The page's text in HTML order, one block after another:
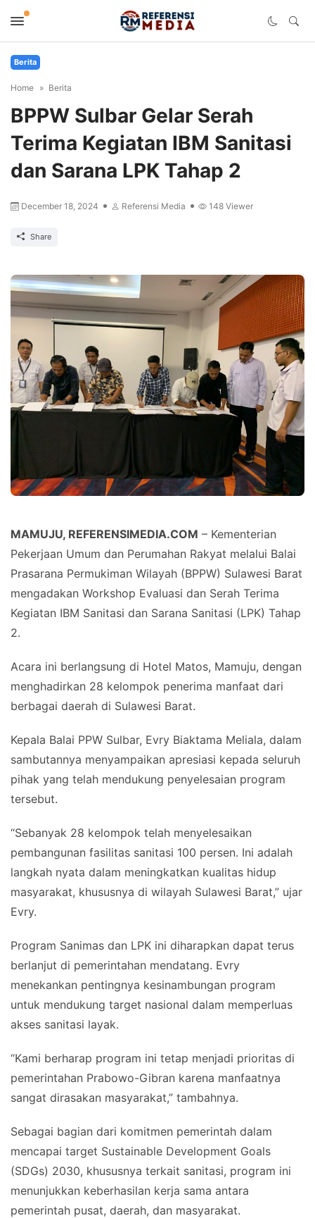
Berita
Home Berita
BPPW Sulbar Gelar Serah
Terima Kegiatan IBM Sanitasi
dan Sarana LPK Tahap 2
December 18, 2024 Referensi Media 148 Viewer
Share
MAMUJU, REFERENSIMEDIA.COM – Kementerian
Pekerjaan Umum dan Perumahan Rakyat melalui Balai
Prasarana Permukiman Wilayah (BPPW) Sulawesi Barat
mengadakan Workshop Evaluasi dan Serah Terima
Kegiatan IBM Sanitasi dan Sarana Sanitasi (LPK) Tahap
2.
Acara ini berlangsung di Hotel Matos, Mamuju, dengan
menghadirkan 28 kelompok penerima manfaat dari
berbagai daerah di Sulawesi Barat.
Kepala Balai PPW Sulbar, Evry Biaktama Meliala, dalam
sambutannya menyampaikan apresiasi kepada seluruh
pihak yang telah mendukung penyelesaian program
tersebut.
“Sebanyak 28 kelompok telah menyelesaikan
pembangunan fasilitas sanitasi 100 persen. Ini adalah
langkah nyata dalam meningkatkan kualitas hidup
masyarakat, khususnya di wilayah Sulawesi Barat,” ujar
Evry.
Program Sanimas dan LPK ini diharapkan dapat terus
berlanjut di pemerintahan mendatang. Evry
menekankan pentingnya kesinambungan program
untuk mendukung target nasional dalam memperluas
akses sanitasi layak.
“Kami berharap program ini tetap menjadi prioritas di
pemerintahan Prabowo-Gibran karena manfaatnya
sangat dirasakan masyarakat,” tambahnya.
Sebagai bagian dari komitmen pemerintah dalam
mencapai target Sustainable Development Goals
(SDGs) 2030, khususnya terkait sanitasi, program ini
menunjukkan keberhasilan kerja sama antara
pemerintah pusat, daerah, dan masyarakat.